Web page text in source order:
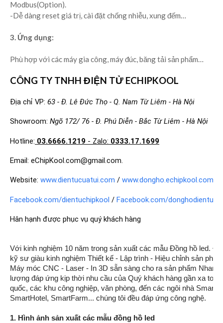
Modbus(Option).
-Dễ dàng reset giá trị, cài đặt chống nhiễu, xung đếm…
3. Ứng dụng:
Phù hợp với các máy gia công, máy đúc, băng tải sản phẩm…
CÔNG TY TNHH ĐIỆN TỬ ECHIPKOOL
Địa chỉ VP: 63 - Đ. Lê Đức Thọ - Q. Nam Từ Liêm - Hà Nội
Showroom: Ngõ 172/ 76 - Đ. Phú Diễn - Bắc Từ Liêm - Hà Nội
Hotline: 03.6666.1219 - Zalo: 0333.17.1699
Email: eChipKool.com@gmail.com.
Website: www.dientucuatui.com / www.dongho.echipkool.com
Facebook.com/dientuchipkool / Facebook.com/
Hân hạnh được phục vụ quý khách hàng
Với kinh nghiệm 10 năm trong sản xuất các mẫu Đồng hồ led.
kỹ sư giàu kinh nghiệm Thiết kế - Lập trình - Hiệu chỉnh sản
Máy móc CNC - Laser - In 3D sẵn sàng cho ra sản phẩm Nhanh
lượng đáp ứng kịp thời nhu cầu của Quý khách hàng gần xa toàn
quốc, các khu công nghiệp, văn phòng, đến các ngôi nhà
SmartHotel, SmartFarm... chúng tôi đều đáp ứng công nghệ.
1. Hình ảnh sản xuất các mẫu đồng hồ led